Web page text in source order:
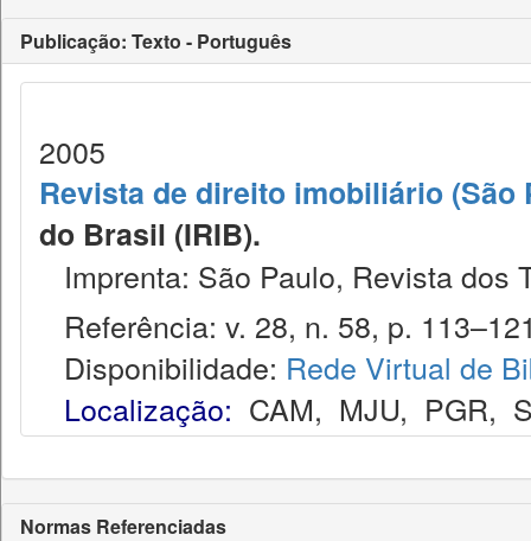
Publicação: Texto - Português
2005
Revista de direito imobiliário (São
do Brasil (IRIB).
Imprenta: São Paulo, Revista dos
Referência: v. 28, n. 58, p.
Disponibilidade: Rede Virtual de
Localização: CAM, MJU, PGR,
Normas Referenciadas